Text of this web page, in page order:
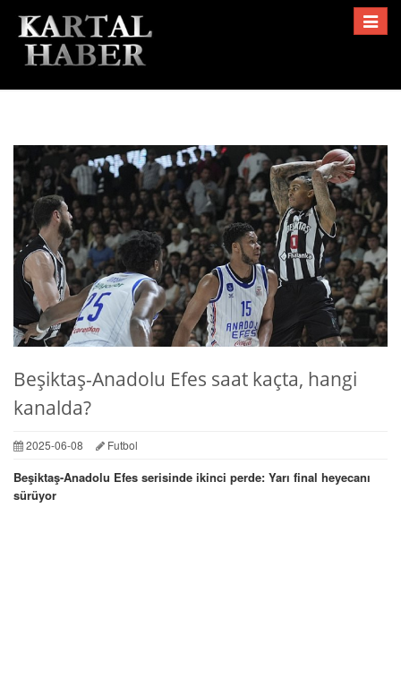
Toggle
Beşiktaş-Anadolu Efes saat kaçta, hangi
kanalda?
2025-06-08 Futbol
Beşiktaş-Anadolu Efes serisinde ikinci perde: Yarı final heyecanı
sürüyor